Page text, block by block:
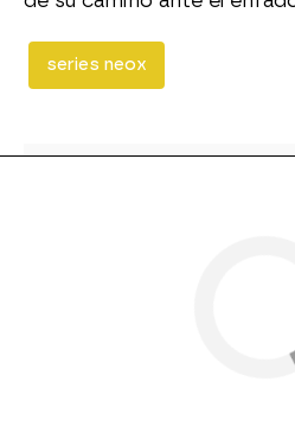
series neox